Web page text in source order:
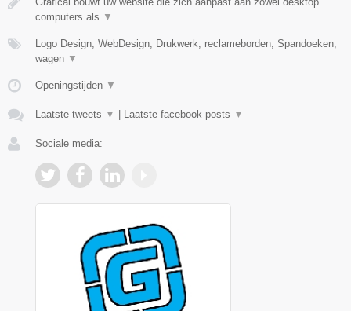
computers als ▼
Logo Design, WebDesign, Drukwerk, reclameborden, Spandoeken,
wagen ▼
Openingstijden ▼
Laatste tweets ▼ Laatste facebook posts ▼
Sociale media: